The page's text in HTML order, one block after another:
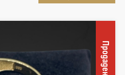
Продаден